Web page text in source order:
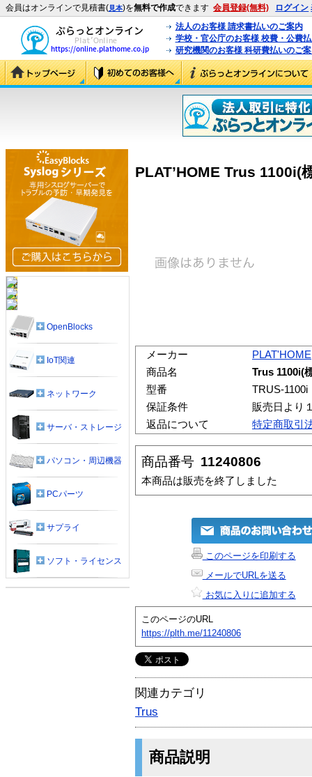
会員はオンラインで見積書(見本)を無料で作成できます 会員登録(無料) ログイン
法人のお客様 請求書払いのご案内
学校・官公庁のお客様 校費・公費
研究機関のお客様 科研費払いのご
PLAT’HOME Trus 1100i(
メーカー
PLAT'HOME
商品名
Trus 1100i(
型番
TRUS-1100i
保証条件
販売日より
返品について
特定商取引
商品番号 11240806
本商品は販売を終了しました
このページを印刷する
メールでURLを送る
お気に入りに追加する
このページのURL
https://plth.me/11240806
関連カテゴリ
Trus
商品説明
OpenBlocks
IoT関連
ネットワーク
サーバ・ストレージ
パソコン・周辺機器
PCパーツ
サプライ
ソフト・ライセンス